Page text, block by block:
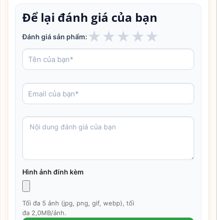
Để lại đánh giá của bạn
Đánh giá sản phẩm: ★ ★ ★ ★★
Hình ảnh đính kèm
Tối đa 5 ảnh (jpg, png, gif, webp), tối
đa 2,0MB/ảnh.